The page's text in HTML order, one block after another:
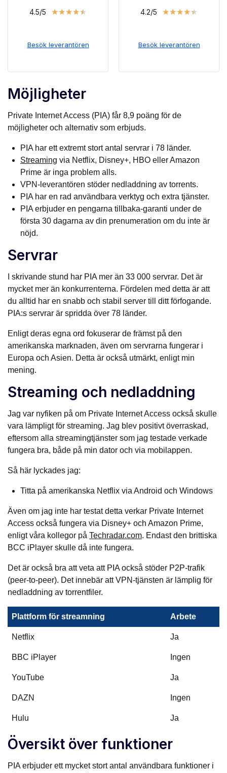
4.5/5 ★★★★★
Besök leverantören
4.2/5 ★★★★★
Besök leverantören
Möjligheter
Private Internet Access (PIA) får 8,9 poäng för de
möjligheter och alternativ som erbjuds.
PIA har ett extremt stort antal servrar i 78 länder.
Streaming via Netflix, Disney+, HBO eller Amazon
Prime är inga problem alls.
VPN-leverantören stöder nedladdning av torrents.
PIA har en rad användbara verktyg och extra tjänster.
PIA erbjuder en pengarna tillbaka-garanti under de
första 30 dagarna av din prenumeration om du inte är
nöjd.
Servrar
I skrivande stund har PIA mer än 33 000 servrar. Det är
mycket mer än konkurrenterna. Fördelen med detta är att
du alltid har en snabb och stabil server till ditt förfogande.
PIA:s servrar är spridda över 78 länder.
Enligt deras egna ord fokuserar de främst på den
amerikanska marknaden, även om servrarna fungerar i
Europa och Asien. Detta är också utmärkt, enligt min
mening.
Streaming och nedladdning
Jag var nyfiken på om Private Internet Access också skulle
vara lämpligt för streaming. Jag blev positivt överraskad,
eftersom alla streamingtjänster som jag testade verkade
fungera bra, både på min dator och via mobilappen.
Så här lyckades jag:
Titta på amerikanska Netflix via Android och Windows
Även om jag inte har testat detta verkar Private Internet
Access också fungera via Disney+ och Amazon Prime,
enligt våra kollegor på Techradar.com. Endast den brittiska
BCC iPlayer skulle då inte fungera.
Det är också bra att veta att PIA också stöder P2P-trafik
(peer-to-peer). Det innebär att VPN-tjänsten är lämplig för
nedladdning av torrentfiler.
Plattform för streamning Arbete
Netflix Ja
BBC iPlayer Ingen
YouTube Ja
DAZN Ingen
Hulu Ja
Översikt över funktioner
PIA erbjuder ett mycket stort antal användbara funktioner i